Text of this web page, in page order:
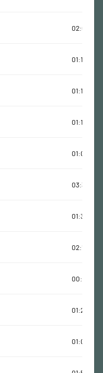
02:01:55
01:10:23
01:18:47
01:10:11
01:02:09
03:31:09
01:36:50
02:14:39
00:27:10
01:24:29
01:02:47